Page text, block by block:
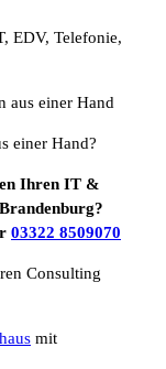
EDV, Telefonie,
aus einer Hand
einer Hand?
Ihren IT &
03322 8509070
Consulting
mit